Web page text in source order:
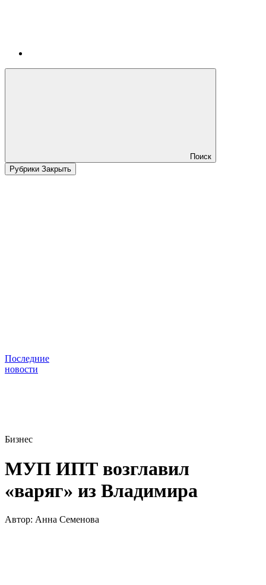
Поиск
Рубрики Закрыть
Последние
новости
Бизнес
МУП ИПТ возглавил
«варяг» из Владимира
Автор: Анна Семенова